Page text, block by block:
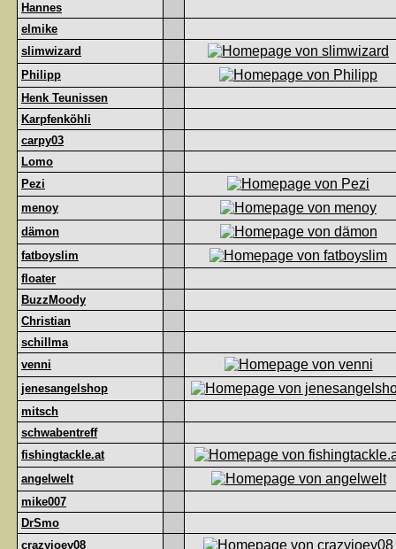
Hannes
elmike
slimwizard
Philipp
Henk Teunissen
Karpfenköhli
carpy03
Lomo
Pezi
menoy
dämon
fatboyslim
floater
BuzzMoody
Christian
schillma
venni
jenesangelshop
mitsch
schwabentreff
fishingtackle.at
angelwelt
mike007
DrSmo
crazyjoey08